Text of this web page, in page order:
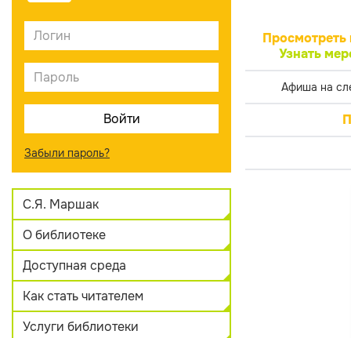
Забыли пароль?
С.Я. Маршак
О библиотеке
Доступная среда
Как стать читателем
Услуги библиотеки
Просмотреть
Узнать
Афиша на